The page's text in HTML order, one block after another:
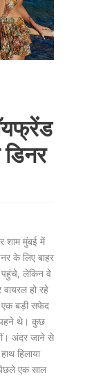
शाम मुंबई में
के लिए बाहर
पहुंचे, लेकिन वे
हो रहे
एक बड़ी सफेद
पहने थे। कुछ
अंदर जाने से
हिलाया
एक साल